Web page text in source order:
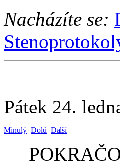
Nacházíte se:
Pátek 24.
Minulý Dolů Další